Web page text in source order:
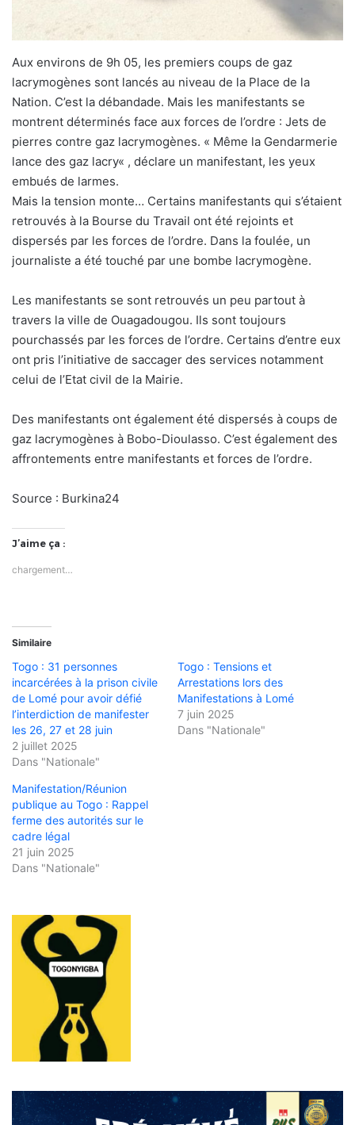
Aux environs de 9h 05, les premiers coups de gaz
lacrymogènes sont lancés au niveau de la Place de la
Nation. C’est la débandade. Mais les manifestants se
montrent déterminés face aux forces de l’ordre : Jets de
pierres contre gaz lacrymogènes. « Même la Gendarmerie
lance des gaz lacry« , déclare un manifestant, les yeux
embués de larmes.
Mais la tension monte… Certains manifestants qui s’étaient
retrouvés à la Bourse du Travail ont été rejoints et
dispersés par les forces de l’ordre. Dans la foulée, un
journaliste a été touché par une bombe lacrymogène.
Les manifestants se sont retrouvés un peu partout à
travers la ville de Ouagadougou. Ils sont toujours
pourchassés par les forces de l’ordre. Certains d’entre eux
ont pris l’initiative de saccager des services notamment
celui de l’Etat civil de la Mairie.
Des manifestants ont également été dispersés à coups de
gaz lacrymogènes à Bobo-Dioulasso. C’est également des
affrontements entre manifestants et forces de l’ordre.
Source : Burkina24
J’aime ça :
chargement…
Similaire
Togo : 31 personnes
incarcérées à la prison civile
de Lomé pour avoir défié
l’interdiction de manifester
les 26, 27 et 28 juin
2 juillet 2025
Dans "Nationale"
Togo : Tensions et
Arrestations lors des
Manifestations à Lomé
7 juin 2025
Dans "Nationale"
Manifestation/Réunion
publique au Togo : Rappel
ferme des autorités sur le
cadre légal
21 juin 2025
Dans "Nationale"